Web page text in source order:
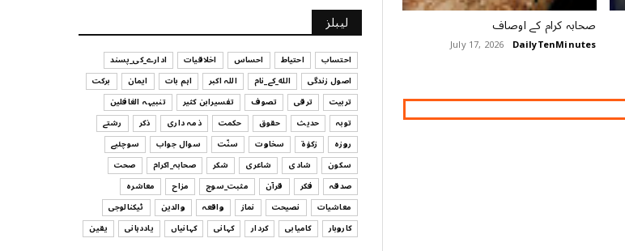
ﺻﺤﺎﺑﮧ ﮐﺮﺍﻡ ﮐﮯ ﺍﻭﺻﺎﻑ
DailyTenMinutes
July 17, 2026
UNCATEGORIZED
کیا آپ اپنے باس کو مؤثر طریقے سے منظم کر رہے
ہیں
July 29, 2026
UNCATEGORIZED
اس وقت آپ کا موڈ کیسا ہے؟
July 29, 2026
UNCATEGORIZED
قرض لینے اور دینے میں ہوشیاری
July 29, 2026
لیبلز
احتساب احتیاط احساس اخلاقیات
ادارے_کی_پسند
اصول زندگی
الله_کے_نام اللہ اکبر اہم بات ایمان
برکت
تربیت
ترقی تصوف تفسیرابن کثیر
تنبیہہ الغافلین
توبہ
حدیث حقوق حکمت ذمہ داری ذکر
رشتے
روزہ
زکوٰۃ سخاوت سنّت سوال جواب
سوچئیے
سکون
شادی شاعری شکر صحابہ_اکرام
صحت
صدقہ
فکر قرآن مثبت_سوچ مزاح
معاشرہ
معاشیات
نصیحت نماز واقعہ والدین
ٹیکنالوجی
کاروبار
کامیابی کردار کہانی کہانیاں یاددہانی یقین